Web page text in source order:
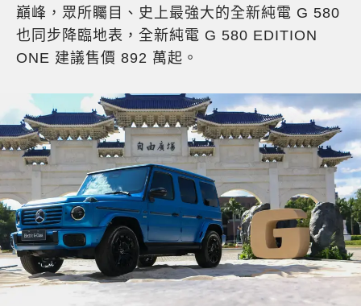
巔峰，眾所矚目、史上最強大的全新純電 G 580
也同步降臨地表，全新純電 G 580 EDITION
ONE 建議售價 892 萬起。